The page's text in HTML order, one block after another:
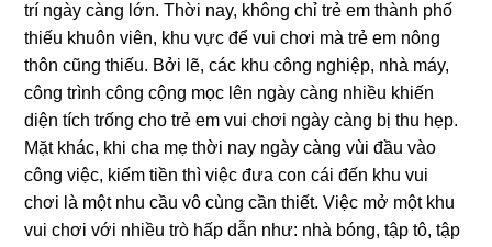
trí ngày càng lớn. Thời nay, không chỉ trẻ em thành phố
thiếu khuôn viên, khu vực để vui chơi mà trẻ em nông
thôn cũng thiếu. Bởi lẽ, các khu công nghiệp, nhà máy,
công trình công cộng mọc lên ngày càng nhiều khiến
diện tích trống cho trẻ em vui chơi ngày càng bị thu hẹp.
Mặt khác, khi cha mẹ thời nay ngày càng vùi đầu vào
công việc, kiếm tiền thì việc đưa con cái đến khu vui
chơi là một nhu cầu vô cùng cần thiết. Việc mở một khu
vui chơi với nhiều trò hấp dẫn như: nhà bóng, tập tô, tập